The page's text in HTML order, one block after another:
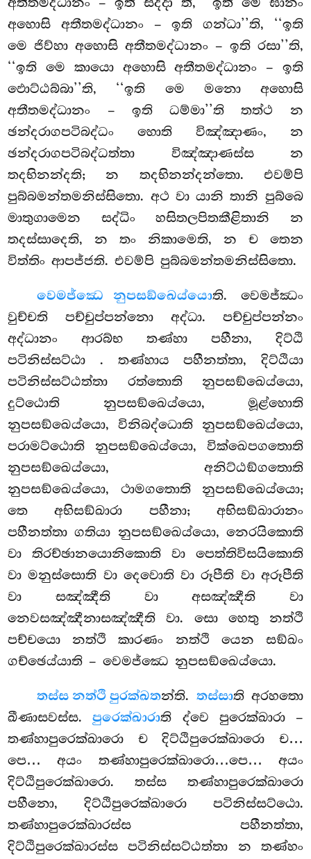
අහොසි අතීතමද්ධානං – ඉති ගන්ධා’’ති, ‘‘ඉති
මෙ ජිව්හා අහොසි අතීතමද්ධානං – ඉති රසා’’ති,
‘‘ඉති මෙ කායො අහොසි අතීතමද්ධානං – ඉති
ඵොට්ඨබ්බා’’ති, ‘‘ඉති මෙ මනො අහොසි
අතීතමද්ධානං – ඉති ධම්මා’’ති තත්ථ න
ඡන්දරාගපටිබද්ධං හොති විඤ්ඤාණං, න
ඡන්දරාගපටිබද්ධත්තා විඤ්ඤාණස්ස න
තදභිනන්දති; න තදභිනන්දන්තො. එවම්පි
පුබ්බමන්තමනිස්සිතො. අථ වා යානි තානි පුබ්බෙ
මාතුගාමෙන සද්ධිං හසිතලපිතකීළිතානි න
තදස්සාදෙති, න තං නිකාමෙති, න ච තෙන
විත්තිං ආපජ්ජති. එවම්පි පුබ්බමන්තමනිස්සිතො.
වෙමජ්ඣෙ නුපසඞ්ඛෙය්යොති. වෙමජ්ඣං
වුච්චති පච්චුප්පන්නො අද්ධා. පච්චුප්පන්නං
අද්ධානං ආරබ්භ තණ්හා පහීනා, දිට්ඨි
පටිනිස්සට්ඨා . තණ්හාය පහීනත්තා, දිට්ඨියා
පටිනිස්සට්ඨත්තා රත්තොති නුපසඞ්ඛෙය්යො,
දුට්ඨොති නුපසඞ්ඛෙය්යො, මූළ්හොති
නුපසඞ්ඛෙය්යො, විනිබද්ධොති නුපසඞ්ඛෙය්යො,
පරාමට්ඨොති නුපසඞ්ඛෙය්යො, වික්ඛෙපගතොති
නුපසඞ්ඛෙය්යො, අනිට්ඨඞ්ගතොති
නුපසඞ්ඛෙය්යො, ථාමගතොති නුපසඞ්ඛෙය්යො;
තෙ අභිසඞ්ඛාරා පහීනා; අභිසඞ්ඛාරානං
පහීනත්තා ගතියා නුපසඞ්ඛෙය්යො, නෙරයිකොති
වා තිරච්ඡානයොනිකොති වා පෙත්තිවිසයිකොති
වා මනුස්සොති වා දෙවොති වා රූපීති වා අරූපීති
වා සඤ්ඤීති වා අසඤ්ඤීති වා
නෙවසඤ්ඤීනාසඤ්ඤීති වා. සො හෙතු නත්ථි
පච්චයො නත්ථි කාරණං නත්ථි යෙන සඞ්ඛං
ගච්ඡෙය්යාති – වෙමජ්ඣෙ නුපසඞ්ඛෙය්යො.
තස්ස නත්ථි පුරක්ඛතන්ති. තස්සාති අරහතො
ඛීණාසවස්ස.පුරෙක්ඛාරාති ද්වෙ පුරෙක්ඛාරා –
තණ්හාපුරෙක්ඛාරො ච දිට්ඨිපුරෙක්ඛාරො ච…
පෙ… අයං තණ්හාපුරෙක්ඛාරො…පෙ… අයං
දිට්ඨිපුරෙක්ඛාරො. තස්ස තණ්හාපුරෙක්ඛාරො
පහීනො, දිට්ඨිපුරෙක්ඛාරො පටිනිස්සට්ඨො.
තණ්හාපුරෙක්ඛාරස්ස පහීනත්තා,
දිට්ඨිපුරෙක්ඛාරස්ස පටිනිස්සට්ඨත්තා න තණ්හං